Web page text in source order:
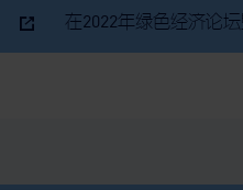
在2022年绿色经济论